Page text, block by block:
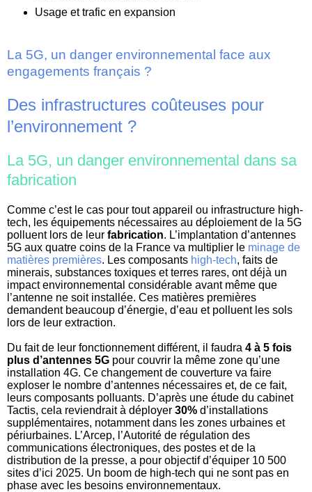
Usage et trafic en expansion
La 5G, un danger environnemental face aux
engagements français ?
Des infrastructures coûteuses pour
l’environnement ?
La 5G, un danger environnemental dans sa
fabrication
Comme c’est le cas pour tout appareil ou infrastructure high-
tech, les équipements nécessaires au déploiement de la 5G
polluent lors de leur fabrication. L’implantation d’antennes
5G aux quatre coins de la France va multiplier le minage de
matières premières. Les composants high-tech, faits de
minerais, substances toxiques et terres rares, ont déjà un
impact environnemental considérable avant même que
l’antenne ne soit installée. Ces matières premières
demandent beaucoup d’énergie, d’eau et polluent les sols
lors de leur extraction.
Du fait de leur fonctionnement différent, il faudra 4 à 5 fois
plus d’antennes 5G pour couvrir la même zone qu’une
installation 4G. Ce changement de couverture va faire
exploser le nombre d’antennes nécessaires et, de ce fait,
leurs composants polluants. D’après une étude du cabinet
Tactis, cela reviendrait à déployer 30% d’installations
supplémentaires, notamment dans les zones urbaines et
périurbaines. L’Arcep, l’Autorité de régulation des
communications électroniques, des postes et de la
distribution de la presse, a pour objectif d’équiper 10 500
sites d’ici 2025. Un boom de high-tech qui ne sont pas en
phase avec les besoins environnementaux.